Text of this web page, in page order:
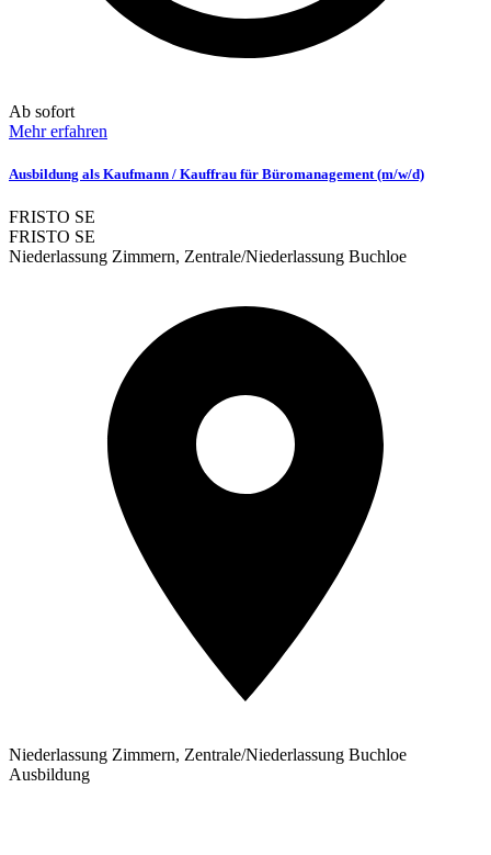
Ab sofort
Mehr erfahren
Ausbildung als Kaufmann / Kauffrau für Büromanagement (m/w/d)
FRISTO SE
FRISTO SE
Niederlassung Zimmern, Zentrale/Niederlassung Buchloe
Niederlassung Zimmern, Zentrale/Niederlassung Buchloe
Ausbildung